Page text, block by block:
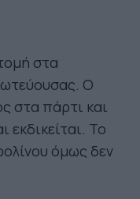
στα
Ο
στα πάρτι και
εκδικείται. Το
όμως δεν